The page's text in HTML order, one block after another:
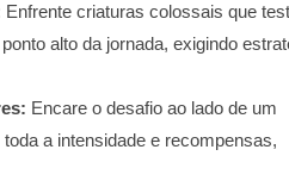
Enfrente criaturas colossais que
alto da jornada, exigindo
Encare o desafio ao lado de um
a intensidade e recompensas,